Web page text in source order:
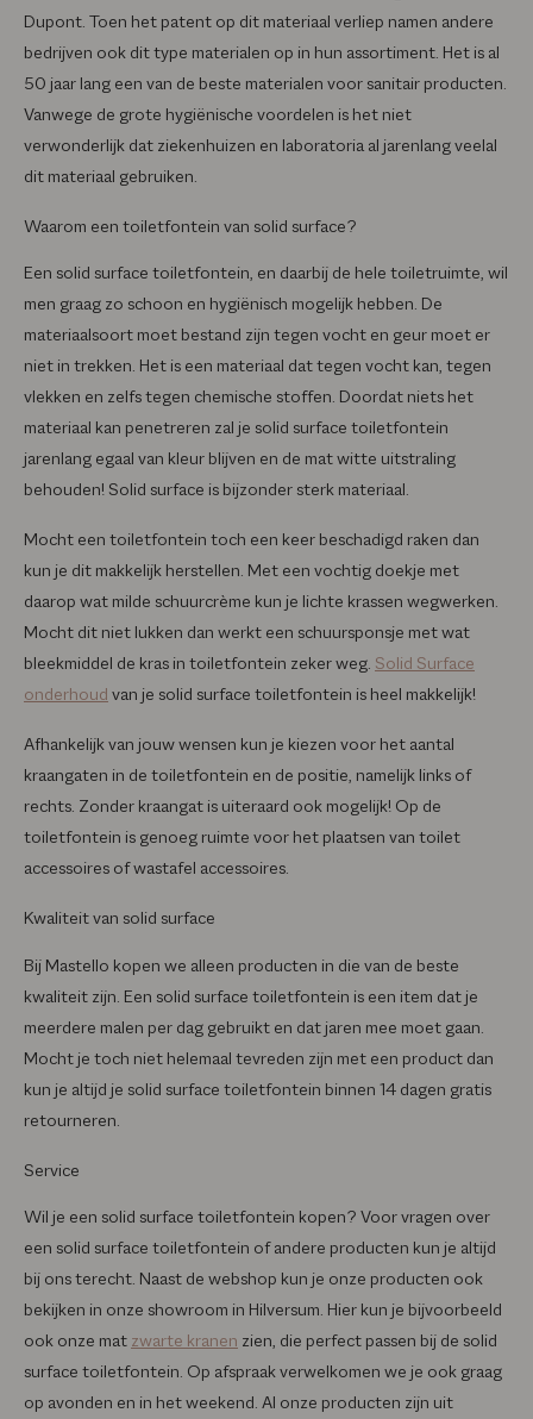
Dupont. Toen het patent op dit materiaal verliep namen andere
bedrijven ook dit type materialen op in hun assortiment. Het is al
50 jaar lang een van de beste materialen voor sanitair producten.
Vanwege de grote hygiënische voordelen is het niet
verwonderlijk dat ziekenhuizen en laboratoria al jarenlang veelal
dit materiaal gebruiken.
Waarom een toiletfontein van solid surface?
Een solid surface toiletfontein, en daarbij de hele toiletruimte, wil
men graag zo schoon en hygiënisch mogelijk hebben. De
materiaalsoort moet bestand zijn tegen vocht en geur moet er
niet in trekken. Het is een materiaal dat tegen vocht kan, tegen
vlekken en zelfs tegen chemische stoffen. Doordat niets het
materiaal kan penetreren zal je solid surface toiletfontein
jarenlang egaal van kleur blijven en de mat witte uitstraling
behouden! Solid surface is bijzonder sterk materiaal.
Mocht een toiletfontein toch een keer beschadigd raken dan
kun je dit makkelijk herstellen. Met een vochtig doekje met
daarop wat milde schuurcrème kun je lichte krassen wegwerken.
Mocht dit niet lukken dan werkt een schuursponsje met wat
bleekmiddel de kras in toiletfontein zeker weg. Solid Surface
onderhoud van je solid surface toiletfontein is heel makkelijk!
Afhankelijk van jouw wensen kun je kiezen voor het aantal
kraangaten in de toiletfontein en de positie, namelijk links of
rechts. Zonder kraangat is uiteraard ook mogelijk! Op de
toiletfontein is genoeg ruimte voor het plaatsen van toilet
accessoires of wastafel accessoires.
Kwaliteit van solid surface
Bij Mastello kopen we alleen producten in die van de beste
kwaliteit zijn. Een solid surface toiletfontein is een item dat je
meerdere malen per dag gebruikt en dat jaren mee moet gaan.
Mocht je toch niet helemaal tevreden zijn met een product dan
kun je altijd je solid surface toiletfontein binnen 14 dagen gratis
retourneren.
Service
Wil je een solid surface toiletfontein kopen? Voor vragen over
een solid surface toiletfontein of andere producten kun je altijd
bij ons terecht. Naast de webshop kun je onze producten ook
bekijken in onze showroom in Hilversum. Hier kun je bijvoorbeeld
ook onze mat zwarte kranen zien, die perfect passen bij de solid
surface toiletfontein. Op afspraak verwelkomen we je ook graag
op avonden en in het weekend. Al onze producten zijn uit